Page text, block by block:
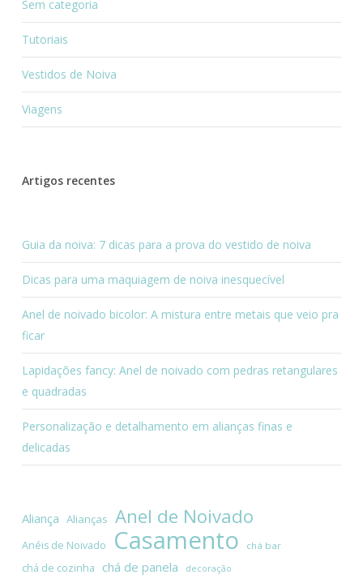
Sem categoria
Tutoriais
Vestidos de Noiva
Viagens
Artigos recentes
Guia da noiva: 7 dicas para a prova do vestido de noiva
Dicas para uma maquiagem de noiva inesquecível
Anel de noivado bicolor: A mistura entre metais que veio pra
ficar
Lapidações fancy: Anel de noivado com pedras retangulares
e quadradas
Personalização e detalhamento em alianças finas e
delicadas
Aliança Alianças Anel de Noivado
Anéis de Noivado Casamento chá bar
chá de cozinha chá de panela decoração